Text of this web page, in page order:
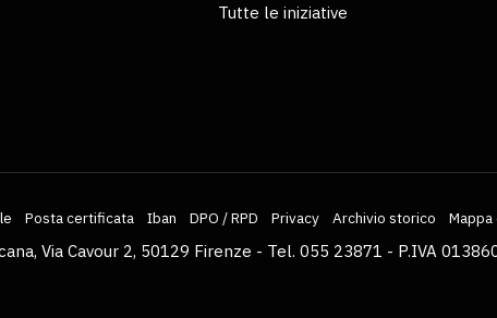
Tutte le iniziative
Posta certificata Iban DPO / RPD Privacy Archivio storico
Via Cavour 2, 50129 Firenze - Tel. 055 23871 - P.IVA